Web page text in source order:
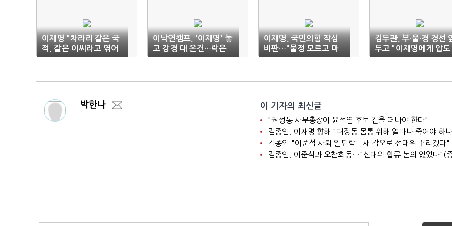
이재명 "차라리 같은 국
적, 같은 이씨라고 엮어
라"
이낙연캠프, '이재명' 놓
고 강경 대 온건…락은
강경파에 무게
이재명, 국민의힘 작심
비판…"물정 모르고 마
구 물어뜯어"
김두관, 부·울·경 경선
두고 "이재명에게 압도
적 승리를"
박한나 이 기자의 최신글
"권성동 사무총장이 윤석열 후보 곁을 떠나야 한다"
김종인, 이재명 향해 "대장동 몸통 위해 얼마나 죽어야 하
김종인 "이준석 사퇴 일단락…새 각오로 선대위 꾸리겠다"
김종인, 이준석과 오찬회동…"선대위 합류 논의 없었다"(